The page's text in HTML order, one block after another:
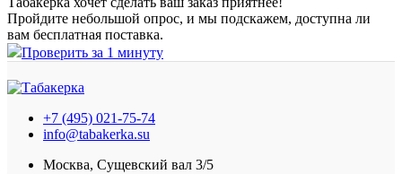
Пройдите небольшой опрос, и мы подскажем, доступна ли
вам бесплатная поставка.
Проверить за 1 минуту
+7 (495) 021-75-74
info@tabakerka.su
Москва, Сущевский вал 3/5